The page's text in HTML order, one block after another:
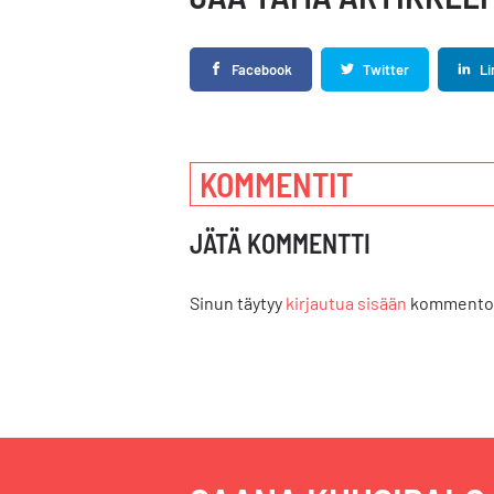
Facebook Twitter
KOMMENTIT
JÄTÄ KOMMENTTI
Sinun täytyy kirjautua sisään